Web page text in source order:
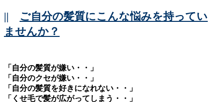
|| ご自分の髪質にこんな悩みを持ってい
ませんか？
「自分の髪質が嫌い・・」
「自分のクセが嫌い・・」
「自分の髪質を好きになれない・・」
「くせ毛で髪が広がってしまう・・」